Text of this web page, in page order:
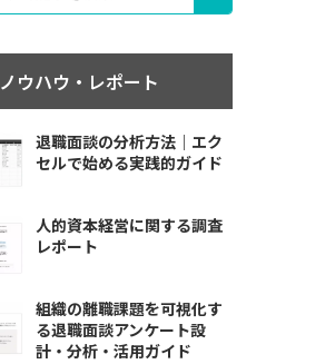
ノウハウ・レポート
退職面談の分析方法｜エク
セルで始める実践的ガイド
人的資本経営に関する調査
レポート
組織の離職課題を可視化す
る退職面談アンケート設
計・分析・活用ガイド